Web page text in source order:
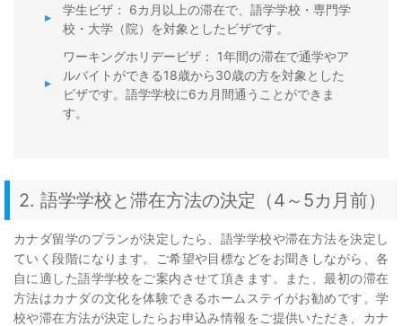
学生ビザ： 6カ月以上の滞在で、語学学校・専門学
校・大学（院）を対象としたビザです。
ワーキングホリデービザ： 1年間の滞在で通学やア
ルバイトができる18歳から30歳の方を対象とした
ビザです。語学学校に6カ月間通うことができま
す。
2. 語学学校と滞在方法の決定（4～5カ月前）
カナダ留学のプランが決定したら、語学学校や滞在方法を決定し
ていく段階になります。ご希望や目標などをお聞きしながら、各
自に適した語学学校をご案内させて頂きます。また、最初の滞在
方法はカナダの文化を体験できるホームステイがお勧めです。学
校や滞在方法が決定したらお申込み情報をご提供いただき、カナ